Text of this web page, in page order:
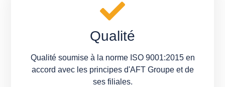
Qualité
Qualité soumise à la norme ISO 9001:2015 en
accord avec les principes d'AFT Groupe et de
ses filiales.